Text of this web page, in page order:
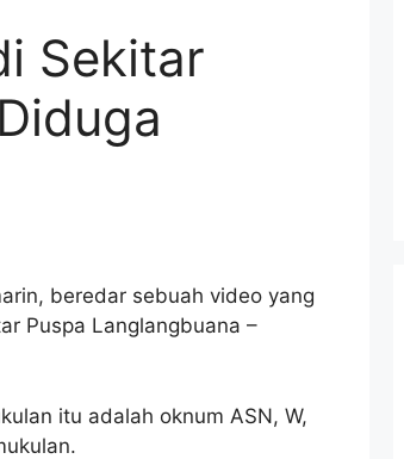
Sekitar
beredar sebuah video yang
Puspa Langlangbuana –
itu adalah oknum ASN, W,